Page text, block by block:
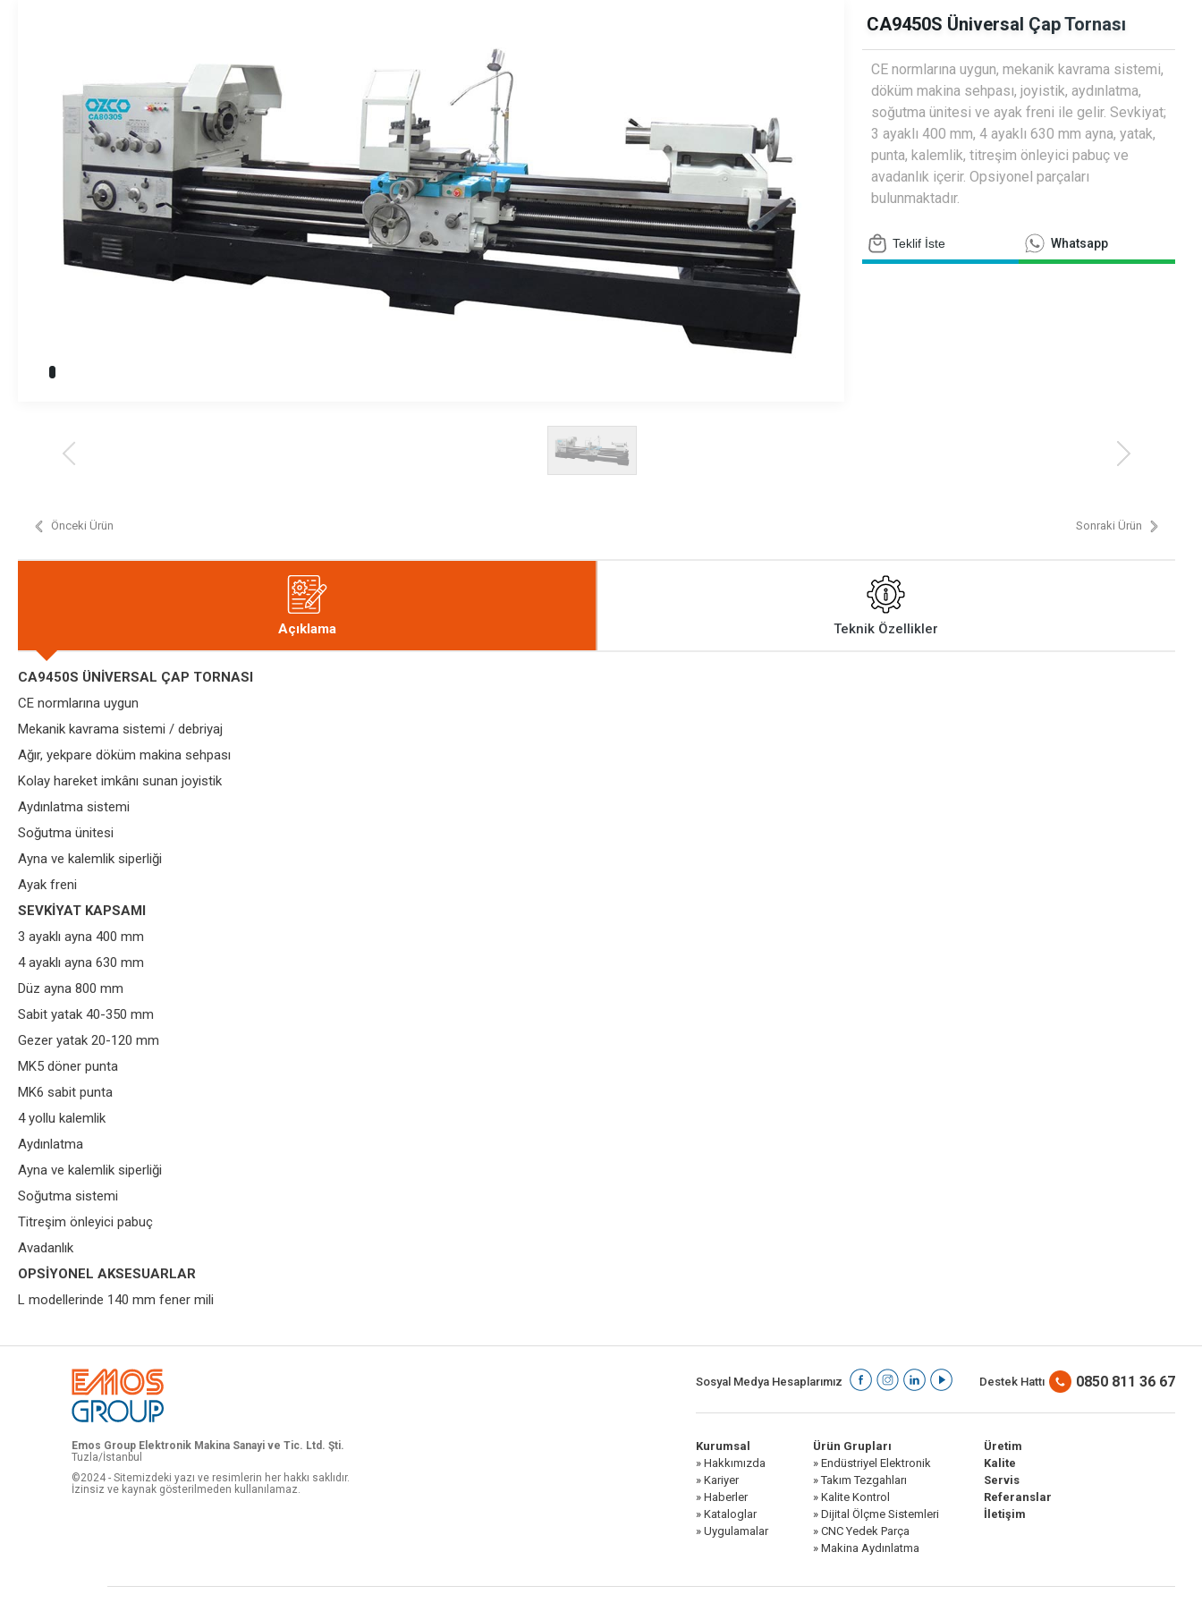
» Takım Tezgahları
» Makina Aydınlatma
Üretim
Servis
Çözüm Ortakları
Referanslar
Bize Ulaşın
» Konum
Potansiyometreler
Endüstriyel Otomasyon ve Kontrol
CA9450S Üniversal Çap Tornası
CE normlarına uygun, mekanik kavrama sistemi,
döküm makina sehpası, joyistik, aydınlatma,
soğutma ünitesi ve ayak freni ile gelir. Sevkiyat;
3 ayaklı 400 mm, 4 ayaklı 630 mm ayna, yatak,
punta, kalemlik, titreşim önleyici pabuç ve
avadanlık içerir. Opsiyonel parçaları
bulunmaktadır.
Teklif İste Whatsapp
Önceki Ürün Sonraki Ürün
Açıklama Teknik Özellikler
CA9450S ÜNİVERSAL ÇAP TORNASI
CE normlarına uygun
Mekanik kavrama sistemi / debriyaj
Ağır, yekpare döküm makina sehpası
Kolay hareket imkânı sunan joyistik
Aydınlatma sistemi
Soğutma ünitesi
Ayna ve kalemlik siperliği
Ayak freni
SEVKİYAT KAPSAMI
3 ayaklı ayna 400 mm
4 ayaklı ayna 630 mm
Düz ayna 800 mm
Sabit yatak 40-350 mm
Gezer yatak 20-120 mm
MK5 döner punta
MK6 sabit punta
4 yollu kalemlik
Aydınlatma
Ayna ve kalemlik siperliği
Soğutma sistemi
Titreşim önleyici pabuç
Avadanlık
OPSİYONEL AKSESUARLAR
L modellerinde 140 mm fener mili
Emos Group Elektronik Makina Sanayi ve Tic. Ltd. Şti.
Tuzla/İstanbul
©2024 - Sitemizdeki yazı ve resimlerin her hakkı saklıdır.
İzinsiz ve kaynak gösterilmeden kullanılamaz.
Sosyal Medya Hesaplarımız Destek Hattı 0850 811 36 67
Kurumsal
» Hakkımızda
» Kariyer
» Haberler
» Kataloglar
» Uygulamalar
Ürün Grupları
» Endüstriyel Elektronik
» Takım Tezgahları
» Kalite Kontrol
» Dijital Ölçme Sistemleri
» CNC Yedek Parça
» Makina Aydınlatma
Üretim
Kalite
Servis
Referanslar
İletişim